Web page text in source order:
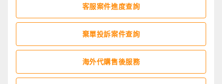
客服案件進度查詢
棄單投訴案件查詢
海外代購售後服務